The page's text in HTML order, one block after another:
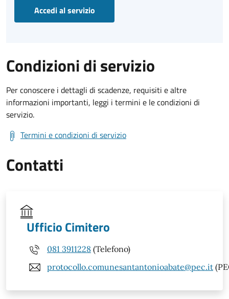
Accedi al servizio
Condizioni di servizio
Per conoscere i dettagli di scadenze, requisiti e altre
informazioni importanti, leggi i termini e le condizioni di
servizio.
Termini e condizioni di servizio
Contatti
Ufficio Cimitero
081 3911228 (Telefono)
protocollo.comunesantantonioabate@pec.it